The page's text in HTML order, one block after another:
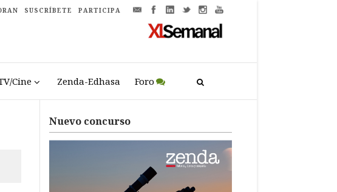
SUSCRÍBETE PARTICIPA
Cine Zenda-Edhasa Foro
Nuevo concurso